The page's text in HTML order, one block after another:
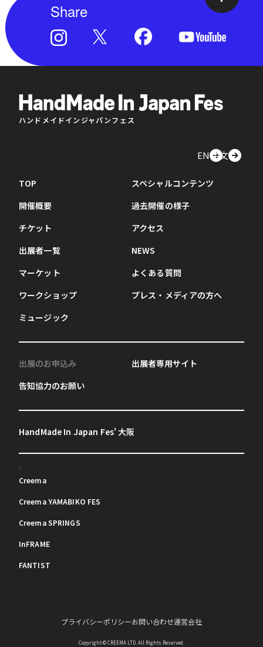
Share
ハンドメイドインジャパンフェス
EN中文
TOP
開催概要
チケット
出展者一覧
マーケット
ワークショップ
ミュージック
スペシャルコンテンツ
過去開催の様子
アクセス
NEWS
よくある質問
プレス・メディアの方へ
出展のお申込み
告知協力のお願い
出展者専用サイト
HandMade In Japan Fes' 大阪
Creema
Creema YAMABIKO FES
Creema SPRINGS
InFRAME
FANTIST
プライバシーポリシーお問い合わせ運営会社
Copyright © CREEMA LTD. All Rights Reserved.